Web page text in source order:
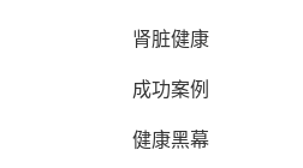
肾脏健康
成功案例
健康黑幕